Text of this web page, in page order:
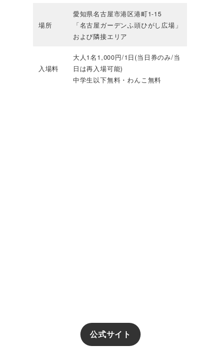
場所
愛知県名古屋市港区港町1-15
「名古屋ガーデンふ頭ひがし広場」
および隣接エリア
入場料
大人1名1,000円/1日(当日券のみ/当
日は再入場可能)
中学生以下無料・わんこ無料
公式サイト